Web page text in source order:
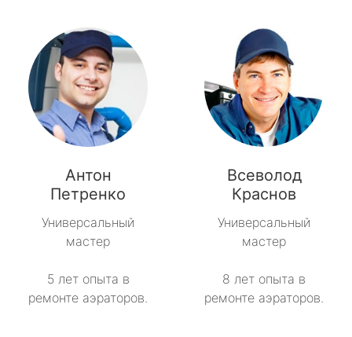
Антон
Петренко
Универсальный
мастер
5 лет опыта в
ремонте аэраторов.
Всеволод
Краснов
Универсальный
мастер
8 лет опыта в
ремонте аэраторов.